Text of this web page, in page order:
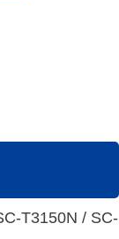
T3150N / SC-